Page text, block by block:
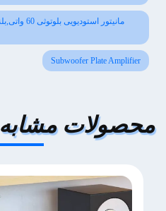
Subwoofer Plate Amplifier
محصولات مشابه